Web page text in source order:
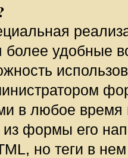
удобные
в любое
формы его
но теги в